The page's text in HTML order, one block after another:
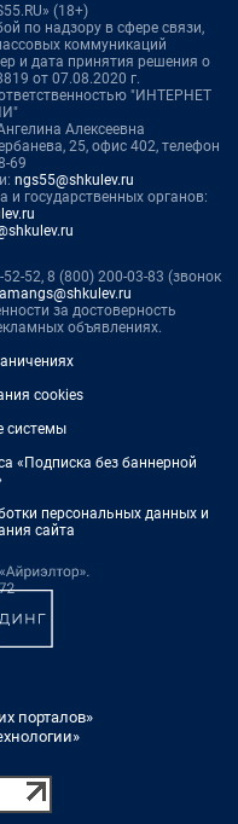
(18+)
по надзору в сфере связи,
коммуникаций
и дата принятия решения о
от 07.08.2020 г.
"ИНТЕРНЕТ
Алексеевна
25, офис 402, телефон
69
ngs55@shkulev.ru
государственных органов:
52, 8 (800) 200-03-83 (звонок
за достоверность
объявлениях.
cookies
системы
«Подписка без баннерной
персональных данных и
сайта
порталов»